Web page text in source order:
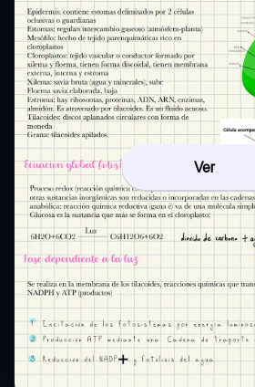
Ver